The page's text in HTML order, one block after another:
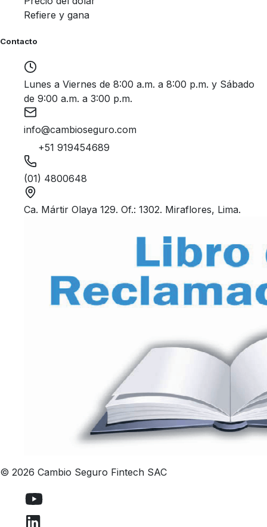
Refiere y gana
Contacto
Lunes a Viernes de 8:00 a.m. a 8:00 p.m. y Sábado
de 9:00 a.m. a 3:00 p.m.
info@cambioseguro.com
+51 919454689
(01) 4800648
Ca. Mártir Olaya 129. Of.: 1302. Miraflores, Lima.
© 2026 Cambio Seguro Fintech SAC